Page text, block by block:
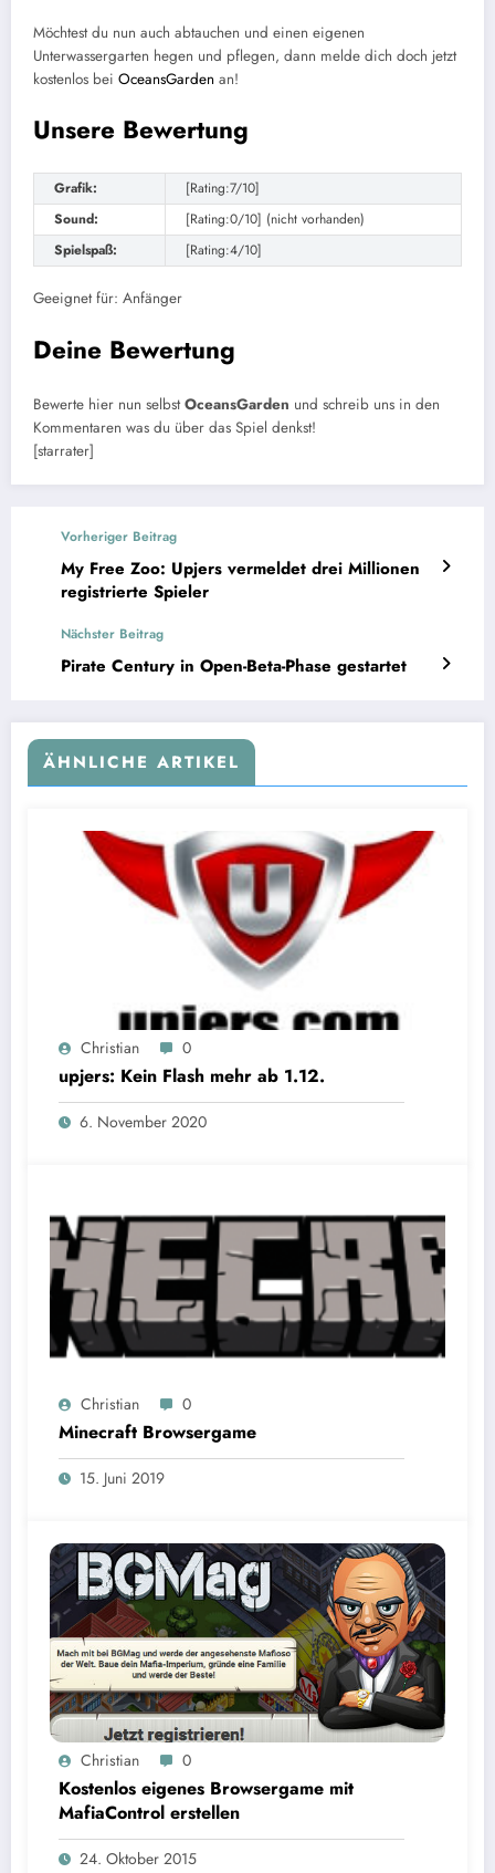
Möchtest du nun auch abtauchen und einen eigenen
Unterwassergarten hegen und pflegen, dann melde dich doch jetzt
kostenlos bei OceansGarden an!
Unsere Bewertung
Grafik:
[Rating:7/10]
Sound:
[Rating:0/10] (nicht vorhanden)
Spielspaß:
[Rating:4/10]
Geeignet für: Anfänger
Deine Bewertung
Bewerte hier nun selbstOceansGarden und schreib uns in den
Kommentaren was du über das Spiel denkst!
[starrater]
Vorheriger Beitrag
My Free Zoo: Upjers vermeldet drei Millionen
registrierte Spieler
Nächster Beitrag
Pirate Century in Open-Beta-Phase gestartet
ÄHNLICHE ARTIKEL
Christian 0
upjers: Kein Flash mehr ab 1.12.
6. November 2020
Christian 0
Minecraft Browsergame
15. Juni 2019
Christian 0
Kostenlos eigenes Browsergame mit
MafiaControl erstellen
24. Oktober 2015